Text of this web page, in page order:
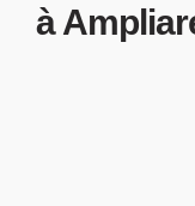
à